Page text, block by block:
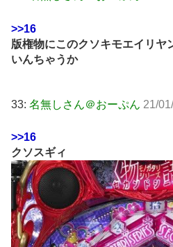
>>16
版権物にこのクソキモエイリヤ
いんちゃうか
33: 名無しさん＠おーぷん 21/
>>16
クソスギィ